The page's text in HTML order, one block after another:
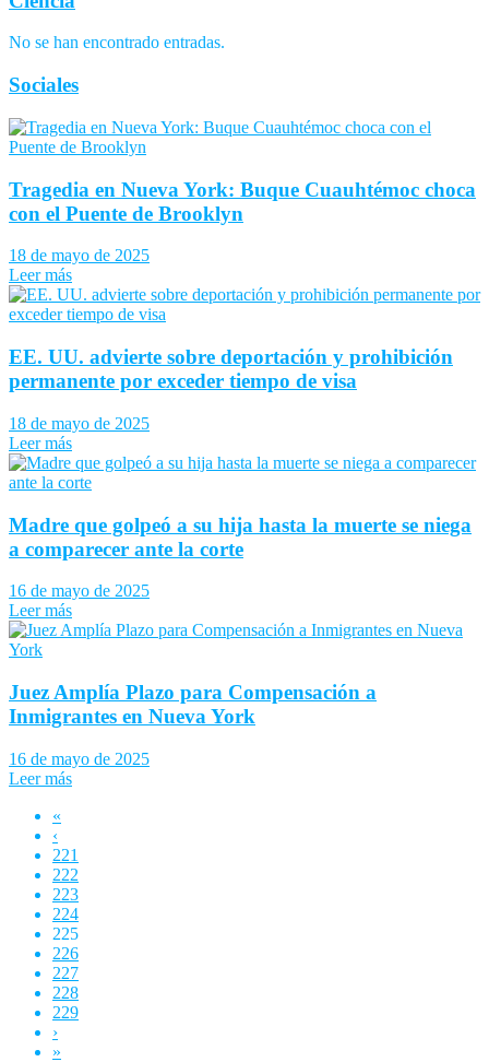
No se han encontrado entradas.
Sociales
Tragedia en Nueva York: Buque Cuauhtémoc choca
con el Puente de Brooklyn
18 de mayo de 2025
Leer más
EE. UU. advierte sobre deportación y prohibición
permanente por exceder tiempo de visa
18 de mayo de 2025
Leer más
Madre que golpeó a su hija hasta la muerte se niega
a comparecer ante la corte
16 de mayo de 2025
Leer más
Juez Amplía Plazo para Compensación a
Inmigrantes en Nueva York
16 de mayo de 2025
Leer más
«
‹
221
222
223
224
225
226
227
228
229
›
»